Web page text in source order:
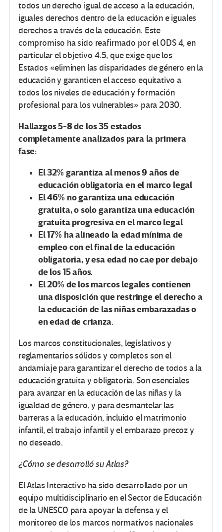
todos un derecho igual de acceso a la educación,
iguales derechos dentro de la educación e iguales
derechos a través de la educación. Este
compromiso ha sido reafirmado por el ODS 4, en
particular el objetivo 4.5, que exige que los
Estados «eliminen las disparidades de género en la
educación y garanticen el acceso equitativo a
todos los niveles de educación y formación
profesional para los vulnerables» para 2030.
Hallazgos 5-8 de los 35 estados
completamente analizados para la primera
fase:
El 32% garantiza al menos 9 años de
educación obligatoria en el marco legal
El 46% no garantiza una educación
gratuita, o solo garantiza una educación
gratuita progresiva en el marco legal
El 17% ha alineado la edad mínima de
empleo con el final de la educación
obligatoria, y esa edad no cae por debajo
de los 15 años.
El 20% de los marcos legales contienen
una disposición que restringe el derecho a
la educación de las niñas embarazadas o
en edad de crianza.
Los marcos constitucionales, legislativos y
reglamentarios sólidos y completos son el
andamiaje para garantizar el derecho de todos a la
educación gratuita y obligatoria. Son esenciales
para avanzar en la educación de las niñas y la
igualdad de género, y para desmantelar las
barreras a la educación, incluido el matrimonio
infantil, el trabajo infantil y el embarazo precoz y
no deseado.
¿Cómo se desarrolló su Atlas?
El Atlas Interactivo ha sido desarrollado por un
equipo multidisciplinario en el Sector de Educación
de la UNESCO para apoyar la defensa y el
monitoreo de los marcos normativos nacionales